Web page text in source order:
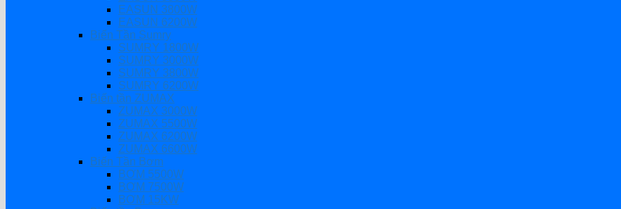
EASUN 3800W
EASUN 6200W
Biến Tần Sumry
SUMRY 1800W
SUMRY 3000W
SUMRY 3800W
SUMRY 6200W
Biến tần ZUMAX
ZUMAX 3000W
ZUMAX 5500W
ZUMAX 6200W
ZUMAX 6600W
Biến Tần Bơm
BƠM 5500W
BƠM 7500W
BƠM 15KW